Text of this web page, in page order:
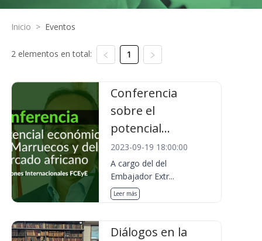
Inicio > Eventos
2 elementos en total: 1
Conferencia
sobre el
potencial...
2023-09-19 18:00:00
A cargo del del
Embajador Extr...
Leer más
Diálogos en la